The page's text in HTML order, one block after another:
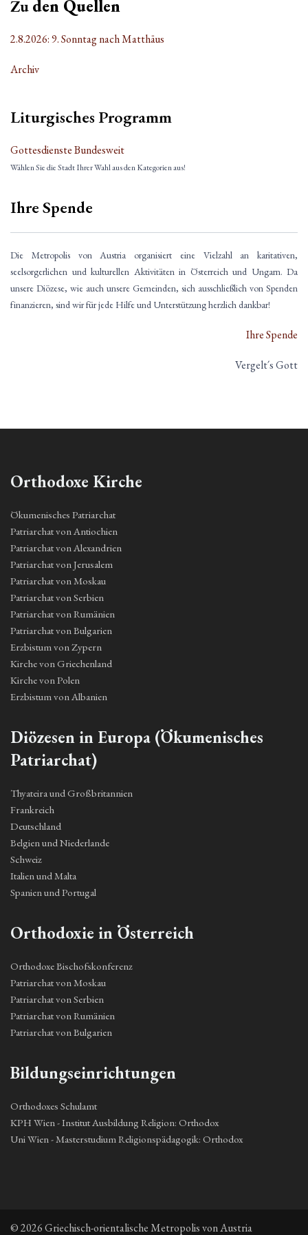
Zuden Quellen
2.8.2026: 9. Sonntag nach Matthäus
Archiv
Liturgisches Programm
Gottesdienste Bundesweit
Wählen Sie die Stadt Ihrer Wahl aus den Kategorien aus!
Ihre Spende
Die Metropolis von Austria organisiert eine Vielzahl an karitativen,
seelsorgerlichen und kulturellen Aktivitäten in Österreich und Ungarn. Da
unsere Diözese, wie auch unsere Gemeinden, sich ausschließlich von Spenden
finanzieren, sind wir für jede Hilfe und Unterstützung herzlich dankbar!
Ihre Spende
Vergelt´s Gott
Orthodoxe Kirche
Ökumenisches Patriarchat
Patriarchat von Antiochien
Patriarchat von Alexandrien
Patriarchat von Jerusalem
Patriarchat von Moskau
Patriarchat von Serbien
Patriarchat von Rumänien
Patriarchat von Bulgarien
Erzbistum von Zypern
Kirche von Griechenland
Kirche von Polen
Erzbistum von Albanien
Diözesen in Europa (Ökumenisches
Patriarchat)
Thyateira und Großbritannien
Frankreich
Deutschland
Belgien und Niederlande
Schweiz
Italien und Malta
Spanien und Portugal
Orthodoxie in Österreich
Orthodoxe Bischofskonferenz
Patriarchat von Moskau
Patriarchat von Serbien
Patriarchat von Rumänien
Patriarchat von Bulgarien
Bildungseinrichtungen
Orthodoxes Schulamt
KPH Wien - Institut Ausbildung Religion: Orthodox
Uni Wien - Masterstudium Religionspädagogik: Orthodox
© 2026 Griechisch-orientalische Metropolis von Austria